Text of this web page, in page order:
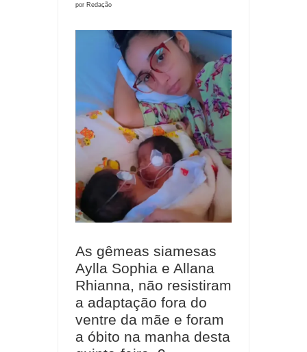
por Redação
As gêmeas siamesas
Aylla Sophia e Allana
Rhianna, não resistiram
a adaptação fora do
ventre da mãe e foram
a óbito na manha desta